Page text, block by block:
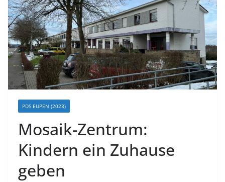
PDS EUPEN (2023)
Mosaik-Zentrum:
Kindern ein Zuhause
geben